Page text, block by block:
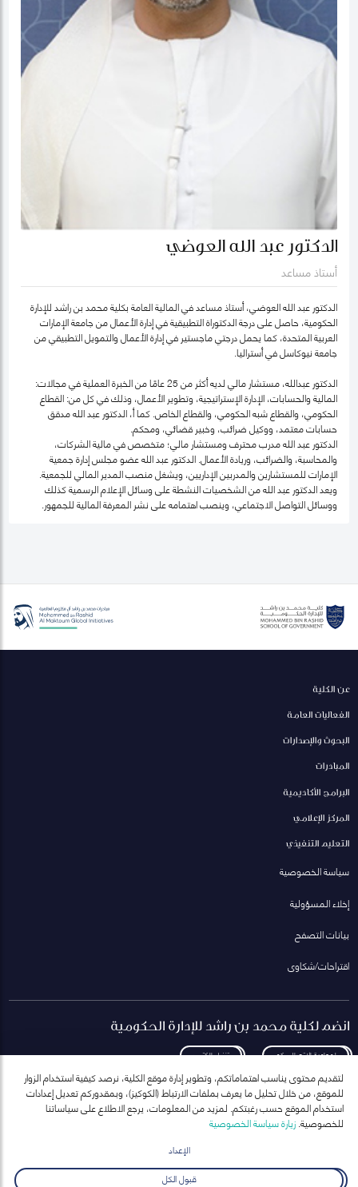
الدكتور عبد الله العوضي
أستاذ مساعد
الدكتور عبد الله العوضي، أستاذ مساعد في المالية العامة بكلية محمد بن راشد للإدارة
الحكومية، حاصل على درجة الدكتوراة التطبيقية في إدارة الأعمال من جامعة الإمارات
العربية المتحدة، كما يحمل درجتي ماجستير في إدارة الأعمال والتمويل التطبيقي من
جامعة نيوكاسل في أستراليا.
الدكتور عبدالله، مستشار مالي لديه أكثر من 25 عامًا من الخبرة العملية في مجالات:
المالية والحسابات، الإدارة الإستراتيجية، وتطوير الأعمال، وذلك في كل من: القطاع
الحكومي، والقطاع شبه الحكومي، والقطاع الخاص. كما أ، الدكتور عبد الله مدقق
حسابات معتمد، ووكيل ضرائب، وخبير قضائي، ومحكم.
الدكتور عبد الله مدرب محترف ومستشار مالي؛ متخصص في مالية الشركات،
والمحاسبة، والضرائب، وريادة الأعمال. الدكتور عبد الله عضو مجلس إدارة جمعية
الإمارات للمستشارين والمدربين الإداريين، ويشغل منصب المدير المالي للجمعية.
ويعد الدكتور عبد الله من الشخصيات النشطة على وسائل الإعلام الرسمية كذلك
ووسائل التواصل الاجتماعي، وينصب اهتمامه على نشر المعرفة المالية للجمهور.
عن الكلية
الفعاليات العامة
البحوث والإصدارات
المبادرات
البرامج الأكاديمية
المركز الإعلامي
التعليم التنفيذي
سياسة الخصوصية
إخلاء المسؤولية
بيانات التصفح
اقتراحات/شكاوى
انضم لكلية محمد بن راشد للإدارة الحكومية
لمعاودة الاتصال بكم تنزيل الكتيب
انضم إلى قائمة مراسلاتنا
ارسال
لتقديم محتوى يناسب اهتماماتكم، وتطوير إدارة موقع الكلية، نرصد كيفية استخدام الزوار
للموقع، من خلال تحليل ما يعرف بملفات الارتباط (الكوكيز)، وبمقدوركم تعديل إعدادات
استخدام الموقع حسب رغبتكم. لمزيد من المعلومات، يرجع الاطلاع على سياساتنا
للخصوصية.زيارة سياسة الخصوصية
الإعداد
قبول الكل